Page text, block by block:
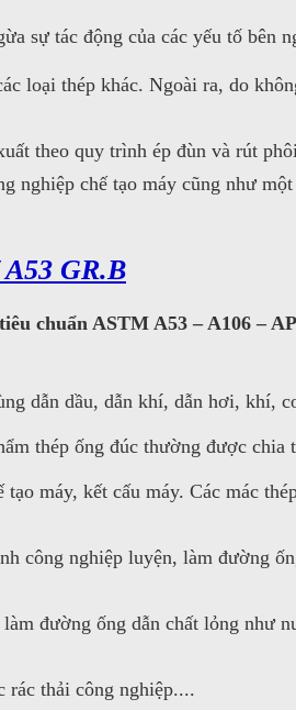
sự tác động của các yếu tố
loại thép khác. Ngoài ra, do
theo quy trình ép đùn và rút
chế tạo máy cũng như
GR.B
chuẩn ASTM A53 – A106 –
dẫn dầu, dẫn khí, dẫn hơi, khí,
thép ống đúc thường được chia
máy, kết cấu máy. Các mác
công nghiệp luyện, làm đường
đường ống dẫn chất lỏng như
rác thải công nghiệp....